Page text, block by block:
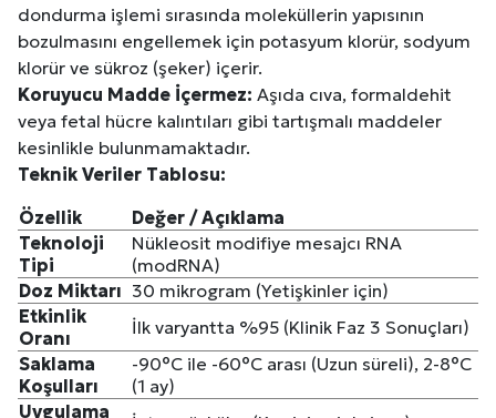
dondurma işlemi sırasında moleküllerin yapısının
bozulmasını engellemek için potasyum klorür, sodyum
klorür ve sükroz (şeker) içerir.
Koruyucu Madde İçermez: Aşıda cıva, formaldehit
veya fetal hücre kalıntıları gibi tartışmalı maddeler
kesinlikle bulunmamaktadır.
Teknik Veriler Tablosu:
Özellik
Değer / Açıklama
Teknoloji
Tipi
Nükleosit modifiye mesajcı RNA
(modRNA)
Doz Miktarı 30 mikrogram (Yetişkinler için)
Etkinlik
Oranı
İlk varyantta %95 (Klinik Faz 3 Sonuçları)
Saklama
Koşulları
-90°C ile -60°C arası (Uzun süreli), 2-8°C
(1 ay)
Uygulama